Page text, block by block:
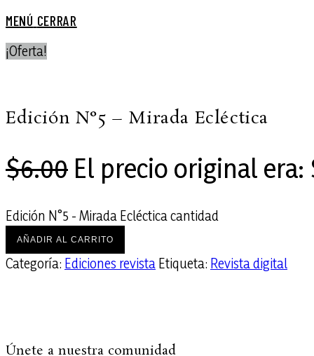
MENÚ CERRAR
¡Oferta!
Edición N°5 – Mirada Ecléctica
$6.00 El precio original era:
Edición N°5 - Mirada Ecléctica cantidad
AÑADIR AL CARRITO
Categoría: Ediciones revista Etiqueta: Revista digital
Únete a nuestra comunidad